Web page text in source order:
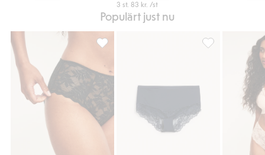
3 st.83 kr. /st
Populärt just nu
Brieftrosor i stretchig spets, Lägg till i
Hipstertrosa i